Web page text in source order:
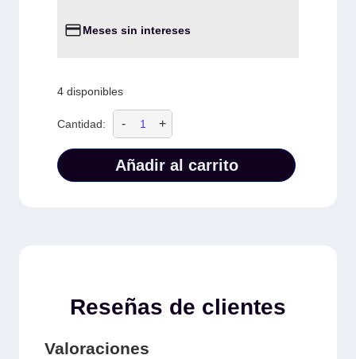
Meses sin intereses
4 disponibles
Cantidad: - +
Añadir al carrito
Reseñas de clientes
Valoraciones